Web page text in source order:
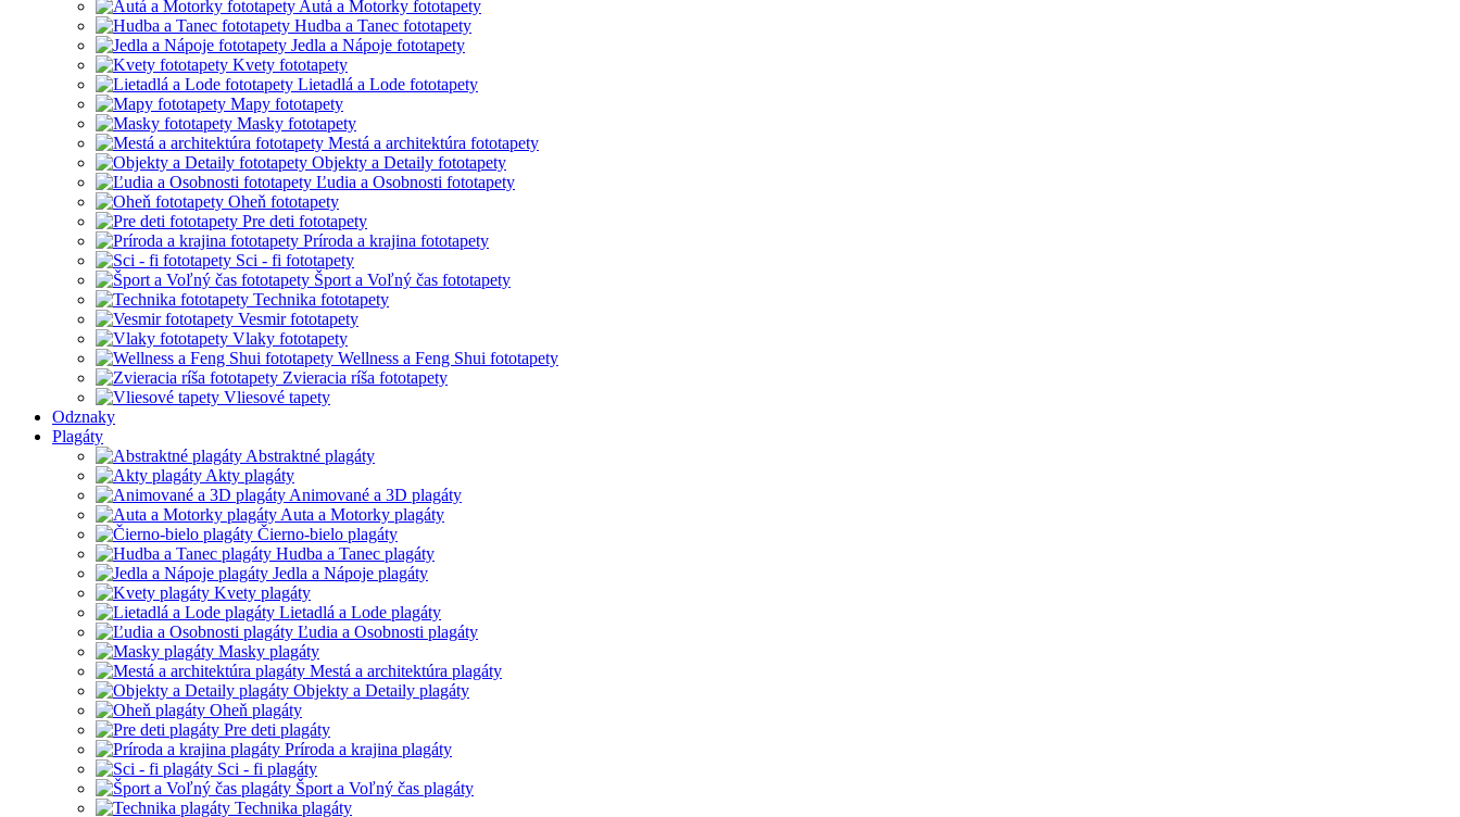
Autá a Motorky fototapety
Hudba a Tanec fototapety
Jedla a Nápoje fototapety
Kvety fototapety
Lietadlá a Lode fototapety
Mapy fototapety
Masky fototapety
Mestá a architektúra fototapety
Objekty a Detaily fototapety
Ľudia a Osobnosti fototapety
Oheň fototapety
Pre deti fototapety
Príroda a krajina fototapety
Sci - fi fototapety
Šport a Voľný čas fototapety
Technika fototapety
Vesmir fototapety
Vlaky fototapety
Wellness a Feng Shui fototapety
Zvieracia ríša fototapety
Vliesové tapety
Odznaky
Plagáty
Abstraktné plagáty
Akty plagáty
Animované a 3D plagáty
Auta a Motorky plagáty
Čierno-bielo plagáty
Hudba a Tanec plagáty
Jedla a Nápoje plagáty
Kvety plagáty
Lietadlá a Lode plagáty
Ľudia a Osobnosti plagáty
Masky plagáty
Mestá a architektúra plagáty
Objekty a Detaily plagáty
Oheň plagáty
Pre deti plagáty
Príroda a krajina plagáty
Sci - fi plagáty
Šport a Voľný čas plagáty
Technika plagáty